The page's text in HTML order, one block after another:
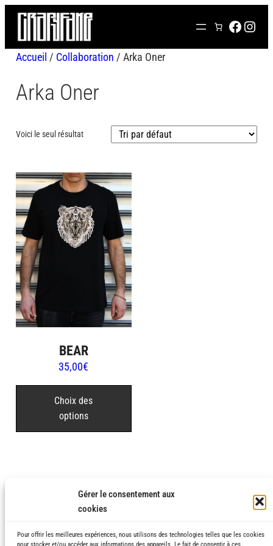
Gérer le consentement aux
cookies
Pour offrir les meilleures expériences, nous utilisons des technologies telles que les cookies
Aller
contenu
Accueil / Collaboration / Arka Oner
Arka Oner
Voici le seul résultat
BEAR
35,00€
Choix des
options
Ce
plusieurs
choisies